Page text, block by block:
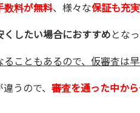
数料が無料、様々な保証も充実
くしたい場合におすすめとな
こともあるので、仮審査は
うので、 審査を通った中か